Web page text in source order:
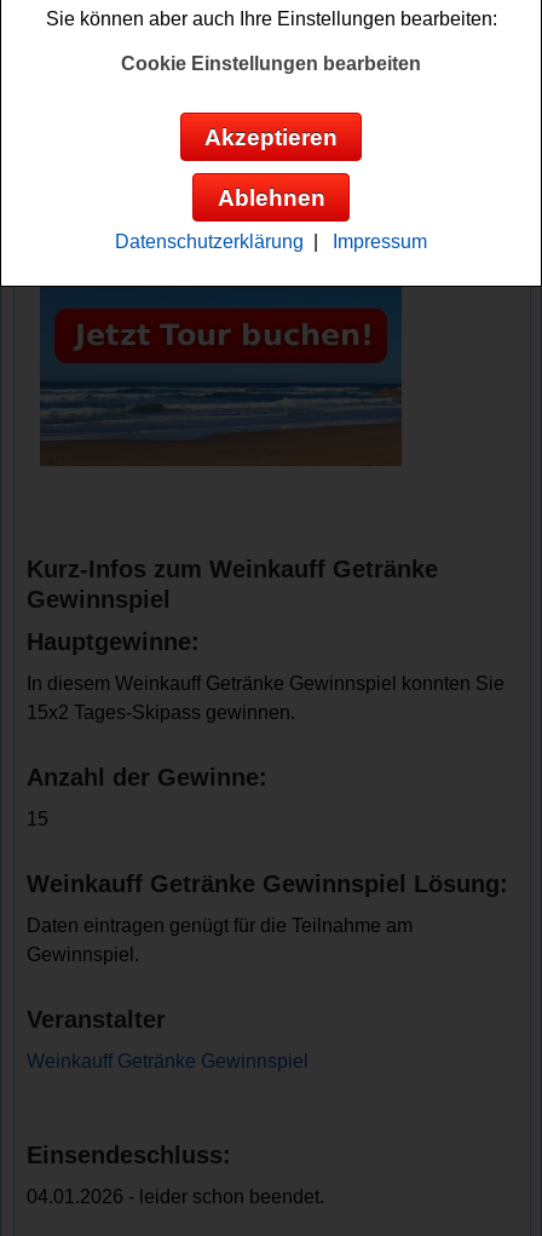
Weinkauff Getränke verlost 15x2 Tages-
Kurz-Infos zum Weinkauff Getränke
Gewinnspiel
Hauptgewinne:
In diesem Weinkauff Getränke Gewinnspiel konnten Sie
15x2 Tages-Skipass gewinnen.
Anzahl der Gewinne:
15
Weinkauff Getränke Gewinnspiel Lösung:
Daten eintragen genügt für die Teilnahme am
Gewinnspiel.
Veranstalter
Weinkauff Getränke Gewinnspiel
Einsendeschluss:
04.01.2026 - leider schon beendet.
Sie können aber auch Ihre Einstellungen bearbeiten:
Cookie Einstellungen bearbeiten
Akzeptieren
Ablehnen
Datenschutzerklärung Impressum